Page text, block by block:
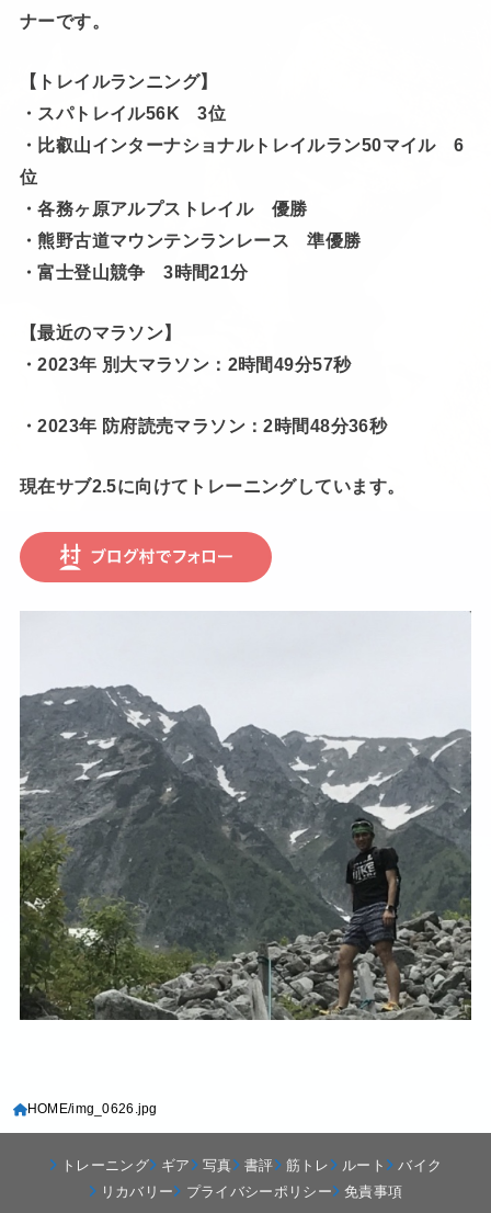
ナーです。
【トレイルランニング】
・スパトレイル56K 3位
・比叡山インターナショナルトレイルラン50マイル 6
位
・各務ヶ原アルプストレイル 優勝
・熊野古道マウンテンランレース 準優勝
・富士登山競争 3時間21分
【最近のマラソン】
・2023年 別大マラソン：2時間49分57秒
・2023年 防府読売マラソン：2時間48分36秒
現在サブ2.5に向けてトレーニングしています。
HOME img_0626.jpg
トレーニング ギア 写真 書評 筋トレ ルート
バイク
リカバリー
プライバシーポリシー 免責事項